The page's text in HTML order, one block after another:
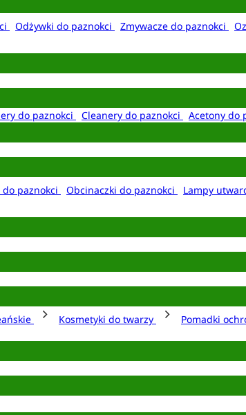
Odżywki do paznokci Zmywacze do paznokci
do paznokci Cleanery do paznokci
Acetony do
do paznokci Obcinaczki do paznokci Lampy
Kosmetyki do twarzy Pomadki